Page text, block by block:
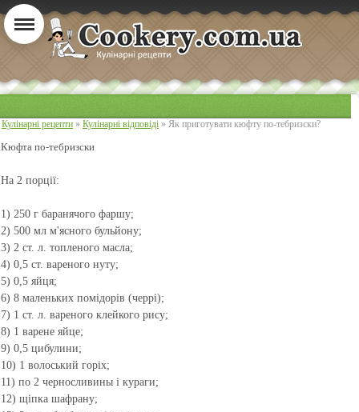
Кулінарні рецепти » Кулінарні відповіді » Як приготувати кюфту по-тебризски?
Кюфта по-тебризски
На 2 порції:
1) 250 г баранячого фаршу;
2) 500 мл м'ясного бульйону;
3) 2 ст. л. топленого масла;
4) 0,5 ст. вареного нуту;
5) 0,5 яйця;
6) 8 маленьких помідорів (черрі);
7) 1 ст. л. вареного клейкого рису;
8) 1 варене яйце;
9) 0,5 цибулини;
10) 1 волоський горіх;
11) по 2 черносливины і кураги;
12) щіпка шафрану;